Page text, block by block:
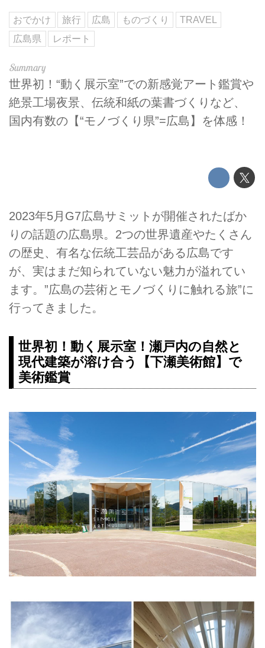
おでかけ 旅行 広島 ものづくり
TRAVEL
広島県
レポート
世界初！“動く展示室”での新感覚アート鑑賞や
絶景工場夜景、伝統和紙の葉書づくりなど、
国内有数の【“モノづくり県”=広島】を体感！
2023年5月G7広島サミットが開催されたばか
りの話題の広島県。2つの世界遺産やたくさん
の歴史、有名な伝統工芸品がある広島です
が、実はまだ知られていない魅力が溢れてい
ます。”広島の芸術とモノづくりに触れる旅”に
行ってきました。
世界初！動く展示室！瀬戸内の自然と
現代建築が溶け合う【下瀬美術館】で
美術鑑賞